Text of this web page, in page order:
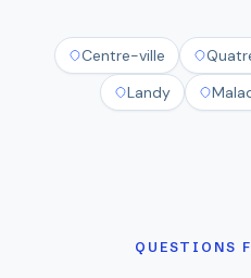
Centre-ville
Landy
QUESTIONS